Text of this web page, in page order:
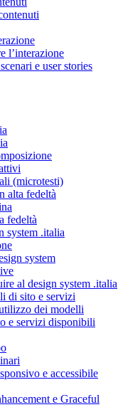
l’interazione
e user stories
(microtesti)
alta fedeltà
fedeltà
system .italia
system
al design system .italia
di sito e servizi
dei modelli
e servizi disponibili
e accessibile
e Graceful